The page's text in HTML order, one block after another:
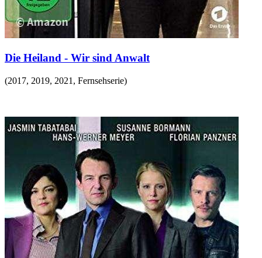
Die Heiland - Wir sind Anwalt
(2017, 2019, 2021 , Fernsehserie)